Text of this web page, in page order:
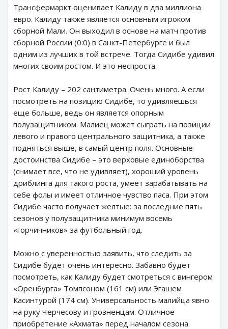
Трансфермаркт оценивает Калиду в два миллиона
евро. Калиду также является основным игроком
сборной Мали. Он выходил в основе на матч против
сборной России (0:0) в Санкт-Петербурге и был
одним из лучших в той встрече. Тогда Сидибе удивил
многих своим ростом. И это неспроста.
Рост Калиду – 202 сантиметра. Очень много. А если
посмотреть на позицию Сидибе, то удивляешься
еще больше, ведь он является опорным
полузащитником. Малиец может сыграть на позиции
левого и правого центрального защитника, а также
подняться выше, в самый центр поля. Основные
достоинства Сидибе – это верховые единоборства
(снимает все, что не удивляет), хороший уровень
дриблинга для такого роста, умеет зарабатывать на
себе фолы и имеет отличное чувство паса. При этом
Сидибе часто получает желтые: за последние пять
сезонов у полузащитника минимум восемь
«горчичников» за футбольный год.
Можно с уверенностью заявить, что следить за
Сидибе будет очень интересно. Забавно будет
посмотреть, как Калиду будет смотреться с вингером
«Оренбурга» Томпсоном (161 см) или Эгашем
Касинтурой (174 см). Универсальность малийца явно
на руку Черчесову и грозненцам. Отличное
приобретение «Ахмата» перед началом сезона.